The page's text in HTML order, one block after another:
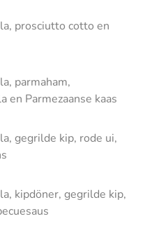
prosciutto cotto en
parmaham,
en Parmezaanse kaas
gegrilde kip, rode ui,
kipdöner, gegrilde kip,